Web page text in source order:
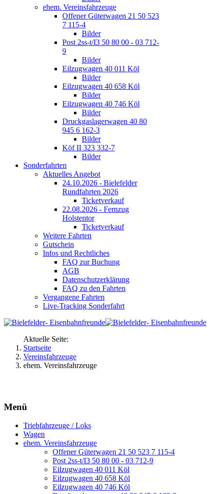
ehem. Vereinsfahrzeuge
Offener Güterwagen 21 50 523
7 115-4
Bilder
Post 2ss-t/I3 50 80 00 - 03 712-
9
Bilder
Eilzugwagen 40 011 Köl
Bilder
Eilzugwagen 40 658 Köl
Bilder
Eilzugwagen 40 746 Köl
Bilder
Druckgaslagerwagen 40 80
945 6 162-3
Bilder
Köf II 323 332-7
Bilder
Sonderfahrten
Aktuelles Angebot
24.10.2026 - Bielefelder
Rundfahrten 2026
Ticketverkauf
22.08.2026 - Fernzug
Holstentor
Ticketverkauf
Weitere Fahrten
Gutschein
Infos und Rechtliches
FAQ zur Buchung
AGB
Datenschutzerklärung
FAQ zu den Fahrten
Vergangene Fahrten
Live-Tracking Sonderfahrt
Aktuelle Seite:
Startseite
Vereinsfahrzeuge
ehem. Vereinsfahrzeuge
Menü
Triebfahrzeuge / Loks
Wagen
ehem. Vereinsfahrzeuge
Offener Güterwagen 21 50 523 7 115-4
Post 2ss-t/I3 50 80 00 - 03 712-9
Eilzugwagen 40 011 Köl
Eilzugwagen 40 658 Köl
Eilzugwagen 40 746 Köl